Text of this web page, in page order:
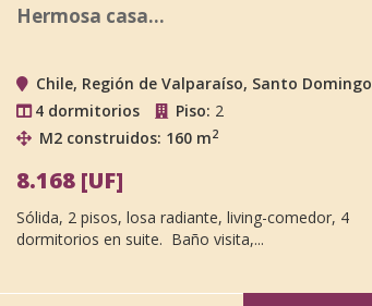
Hermosa casa...
Chile, Región de Valparaíso, Santo Domingo
4 dormitorios
Piso: 2
M2 construidos: 160 m2
8.168 [UF]
Sólida, 2 pisos, losa radiante, living-comedor, 4
dormitorios en suite. Baño visita,...